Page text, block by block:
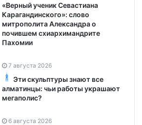
«Верный ученик Севастиана
Карагандинского»: слово
митрополита Александра о
почившем схиархимандрите
Пахомии
7 августа 2026
Эти скульптуры знают все
алматинцы: чьи работы украшают
мегаполис?
6 августа 2026